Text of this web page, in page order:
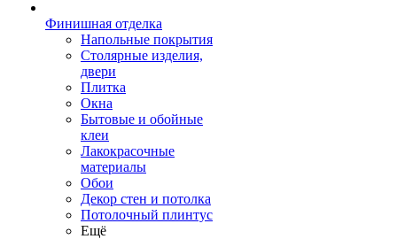
Финишная отделка
Напольные покрытия
Столярные изделия,
двери
Плитка
Окна
Бытовые и обойные
клеи
Лакокрасочные
материалы
Обои
Декор стен и потолка
Потолочный плинтус
Ещё